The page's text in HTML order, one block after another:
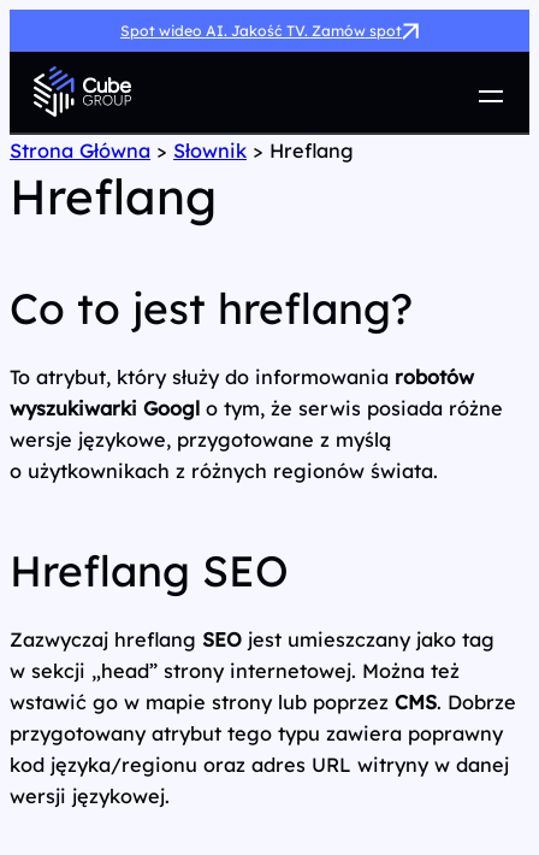
Spot wideo AI. Jakość TV. Zamów spot
Usługi
Jak możemy pomóc
Case Study
Kariera
Strona Główna > Słownik > Hreflang
Hreflang
Co to jest hreflang?
To atrybut, który służy do informowania robotów
wyszukiwarki Googl o tym, że serwis posiada różne
wersje językowe, przygotowane z myślą
o użytkownikach z różnych regionów świata.
Hreflang SEO
Zazwyczaj hreflang SEO jest umieszczany jako tag
w sekcji „head” strony internetowej. Można też
wstawić go w mapie strony lub poprzez CMS. Dobrze
przygotowany atrybut tego typu zawiera poprawny
kod języka/regionu oraz adres URL witryny w danej
wersji językowej.